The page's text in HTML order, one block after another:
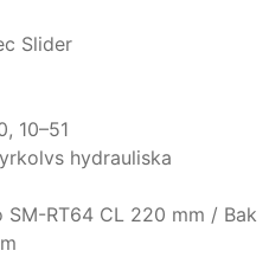
Slider
10–51
hydrauliska
SM-RT64 CL 220 mm / Bak